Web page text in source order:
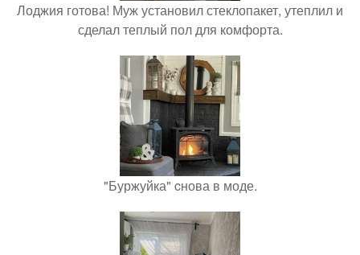
Лоджия готова! Муж установил стеклопакет, утеплил и
сделал теплый пол для комфорта.
"Буржуйка" cнова в моде.